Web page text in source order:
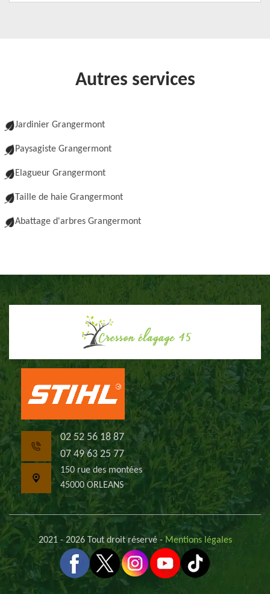
Autres services
Jardinier Grangermont
Paysagiste Grangermont
Elagueur Grangermont
Taille de haie Grangermont
Abattage d'arbres Grangermont
02 52 56 18 87
07 49 63 25 77
150 rue des montées
45000 ORLEANS
2021 - 2026 Tout droit réservé - Mentions légales